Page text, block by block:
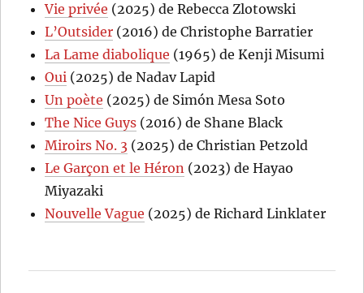
Vie privée (2025) de Rebecca Zlotowski
L’Outsider (2016) de Christophe Barratier
La Lame diabolique (1965) de Kenji Misumi
Oui (2025) de Nadav Lapid
Un poète (2025) de Simón Mesa Soto
The Nice Guys (2016) de Shane Black
Miroirs No. 3 (2025) de Christian Petzold
Le Garçon et le Héron (2023) de Hayao
Miyazaki
Nouvelle Vague (2025) de Richard Linklater